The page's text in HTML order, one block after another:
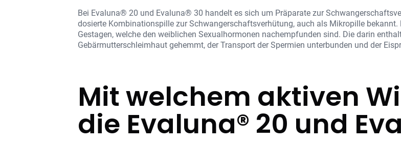
Bei Evaluna® 20 und Evaluna® 30 handelt es sich um Präparate zur
dosierte Kombinationspille zur Schwangerschaftsverhütung, auch als Mikropille
Gestagen, welche den weiblichen Sexualhormonen nachempfunden sind. Die darin
Gebärmutterschleimhaut gehemmt, der Transport der Spermien unterbunden und der
Mit welchem aktiven
die Evaluna® 20 und